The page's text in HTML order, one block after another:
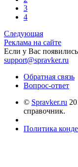
3
4
Следующая
Реклама на сайте
Если у Вас
support@spravker.ru
Обратная связь
Вопрос-ответ
© Spravker.ru
справочник.
Политика